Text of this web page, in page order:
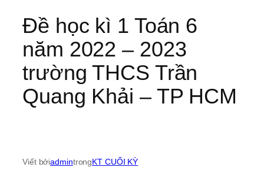
Đề học kì 1 Toán 6
năm 2022 – 2023
trường THCS Trần
Quang Khải – TP HCM
Viết bởiadmintrongKT CUỐI KỲ